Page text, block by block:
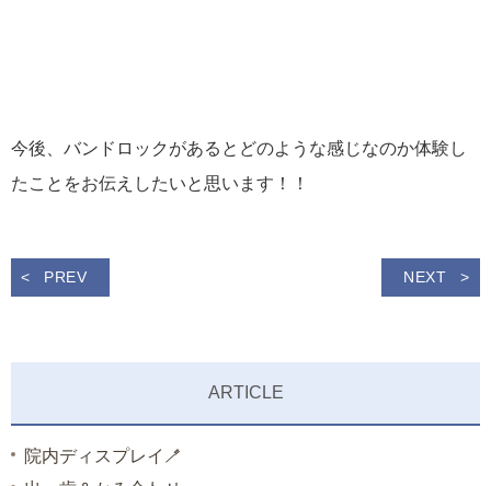
今後、バンドロックがあるとどのような感じなのか体験し
たことをお伝えしたいと思います！！
PREV NEXT
ARTICLE
院内ディスプレイ🪥